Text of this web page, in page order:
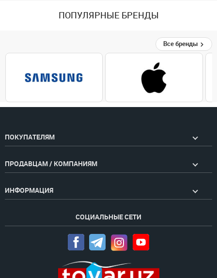
ПОПУЛЯРНЫЕ БРЕНДЫ
Все бренды
ПОКУПАТЕЛЯМ
ПРОДАВЦАМ / КОМПАНИЯМ
ИНФОРМАЦИЯ
СОЦИАЛЬНЫЕ СЕТИ